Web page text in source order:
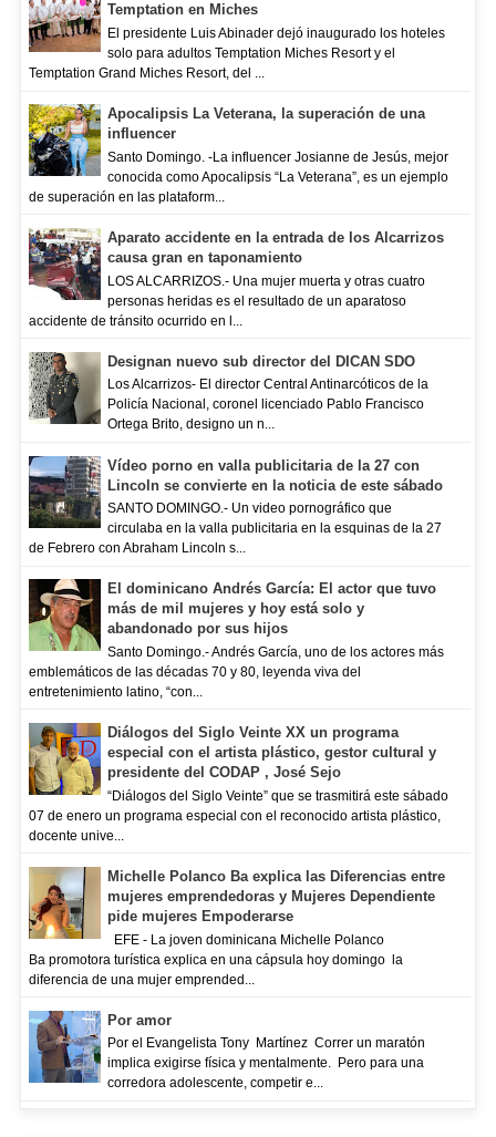
Temptation en Miches
El presidente Luis Abinader dejó inaugurado los hoteles
solo para adultos Temptation Miches Resort y el
Temptation Grand Miches Resort, del ...
Apocalipsis La Veterana, la superación de una
influencer
Santo Domingo. -La influencer Josianne de Jesús, mejor
conocida como Apocalipsis “La Veterana”, es un ejemplo
de superación en las plataform...
Aparato accidente en la entrada de los Alcarrizos
causa gran en taponamiento
LOS ALCARRIZOS.- Una mujer muerta y otras cuatro
personas heridas es el resultado de un aparatoso
accidente de tránsito ocurrido en l...
Designan nuevo sub director del DICAN SDO
Los Alcarrizos- El director Central Antinarcóticos de la
Policía Nacional, coronel licenciado Pablo Francisco
Ortega Brito, designo un n...
Vídeo porno en valla publicitaria de la 27 con
Lincoln se convierte en la noticia de este sábado
SANTO DOMINGO.- Un video pornográfico que
circulaba en la valla publicitaria en la esquinas de la 27
de Febrero con Abraham Lincoln s...
El dominicano Andrés García: El actor que tuvo
más de mil mujeres y hoy está solo y
abandonado por sus hijos
Santo Domingo.- Andrés García, uno de los actores más
emblemáticos de las décadas 70 y 80, leyenda viva del
entretenimiento latino, “con...
Diálogos del Siglo Veinte XX un programa
especial con el artista plástico, gestor cultural y
presidente del CODAP , José Sejo
“Diálogos del Siglo Veinte” que se trasmitirá este sábado
07 de enero un programa especial con el reconocido artista plástico,
docente unive...
Michelle Polanco Ba explica las Diferencias entre
mujeres emprendedoras y Mujeres Dependiente
pide mujeres Empoderarse
EFE - La joven dominicana Michelle Polanco
Ba promotora turística explica en una cápsula hoy domingo la
diferencia de una mujer emprended...
Por amor
Por el Evangelista Tony Martínez Correr un maratón
implica exigirse física y mentalmente. Pero para una
corredora adolescente, competir e...